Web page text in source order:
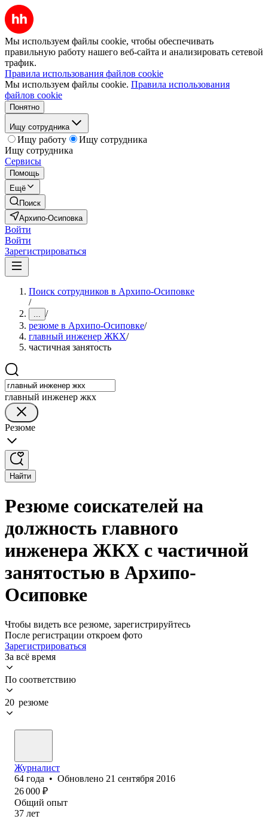
Мы используем файлы cookie, чтобы обеспечивать
правильную работу нашего веб-сайта и анализировать сетевой
трафик.
Правила использования файлов cookie
Мы используем файлы cookie. Правила использования
файлов cookie
Понятно
Ищу сотрудника
Ищу работу
Ищу сотрудника
Ищу сотрудника
Сервисы
Помощь
Ещё
Поиск
Архипо-Осиповка
Войти
Войти
Зарегистрироваться
Поиск сотрудников в Архипо-Осиповке
/
... /
резюме в Архипо-Осиповке/
главный инженер ЖКХ/
частичная занятость
главный инженер жкх
Резюме
Найти
Резюме соискателей на
должность главного
инженера ЖКХ с частичной
занятостью в Архипо-
Осиповке
Чтобы видеть все резюме, зарегистрируйтесь
После регистрации откроем фото
Зарегистрироваться
За всё время
По соответствию
20 резюме
Журналист
64 года • Обновлено 21 сентября 2016
26 000 ₽
Общий опыт
37 лет